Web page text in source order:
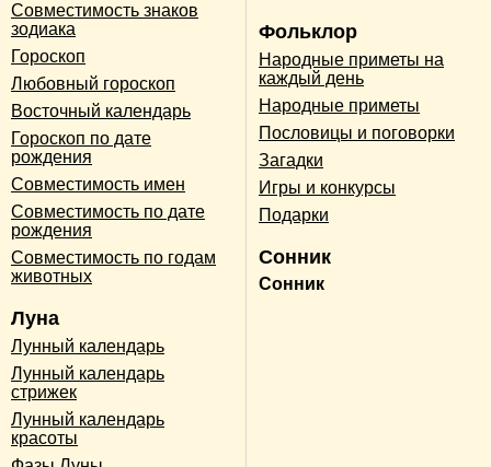
Совместимость знаков
зодиака
Гороскоп
Любовный гороскоп
Восточный календарь
Гороскоп по дате
рождения
Совместимость имен
Совместимость по дате
рождения
Совместимость по годам
животных
Луна
Лунный календарь
Лунный календарь
стрижек
Лунный календарь
красоты
Фольклор
Народные приметы на
каждый день
Народные приметы
Пословицы и поговорки
Загадки
Игры и конкурсы
Подарки
Сонник
Сонник